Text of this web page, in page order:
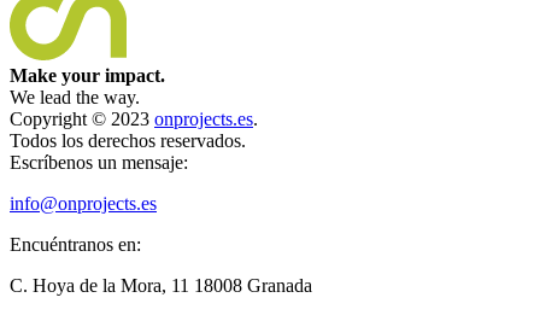
Make your impact.
We lead the way.
Copyright © 2023 onprojects.es.
Todos los derechos reservados.
Escríbenos un mensaje:
info@onprojects.es
Encuéntranos en:
C. Hoya de la Mora, 11 18008 Granada